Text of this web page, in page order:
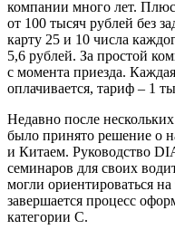
компании много лет.
от 100 тысяч рублей без
карту 25 и 10 числа
5,6 рублей. За простой
с момента приезда.
оплачивается, тариф – 1
Недавно после
было принято решение о
и Китаем. Руководство
семинаров для своих
могли ориентироваться
завершается процесс
категории С.